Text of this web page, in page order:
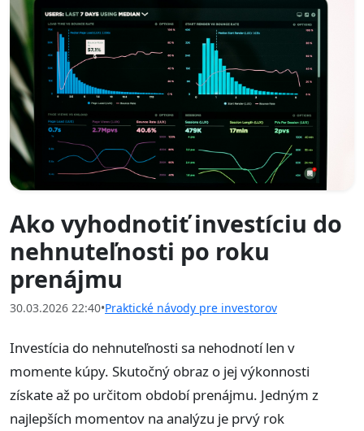
Ako vyhodnotiť investíciu do
nehnuteľnosti po roku
prenájmu
30.03.2026 22:40•Praktické návody pre investorov
Investícia do nehnuteľnosti sa nehodnotí len v
momente kúpy. Skutočný obraz o jej výkonnosti
získate až po určitom období prenájmu. Jedným z
najlepších momentov na analýzu je prvý rok